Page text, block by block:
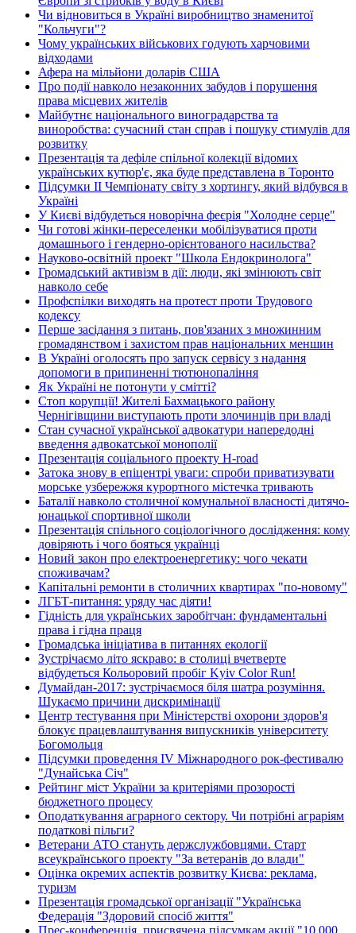
Чи відновиться в Україні виробництво знаменитої
"Кольчуги"?
Чому українських військових годують харчовими
відходами
Афера на мільйони доларів США
Про події навколо незаконних забудов і порушення
права місцевих жителів
Майбутнє національного виноградарства та
виноробства: сучасний стан справ і пошуку стимулів для
розвитку
Презентація та дефіле спільної колекції відомих
українських кутюр'є, яка буде представлена в Торонто
Підсумки ІІ Чемпіонату світу з хортингу, який відбувся в
Україні
У Києві відбудеться новорічна феєрія "Холодне серце"
Чи готові жінки-переселенки мобілізуватися проти
домашнього і гендерно-орієнтованого насильства?
Науково-освітній проект "Школа Ендокринолога"
Громадський активізм в дії: люди, які змінюють світ
навколо себе
Профспілки виходять на протест проти Трудового
кодексу
Перше засідання з питань, пов'язаних з множинним
громадянством і захистом прав національних меншин
В Україні оголосять про запуск сервісу з надання
допомоги в припиненні тютюнопаління
Як Україні не потонути у смітті?
Стоп корупції! Жителі Бахмацького району
Чернігівщини виступають проти злочинців при владі
Стан сучасної української адвокатури напередодні
введення адвокатської монополії
Презентація соціального проекту H-road
Затока знову в епіцентрі уваги: спроби приватизувати
морське узбережжя курортного містечка тривають
Баталії навколо столичної комунальної власності дитячо-
юнацької спортивної школи
Презентація спільного соціологічного дослідження: кому
довіряють і чого бояться українці
Новий закон про електроенергетику: чого чекати
споживачам?
Капітальні ремонти в столичних квартирах "по-новому"
ЛГБТ-питання: уряду час діяти!
Гідність для українських заробітчан: фундаментальні
права і гідна праця
Громадська ініціатива в питаннях екології
Зустрічаємо літо яскраво: в столиці вчетверте
відбудеться Кольоровий пробіг Kyiv Color Run!
Думайдан-2017: зустрічаємося біля шатра розуміння.
Шукаємо причини дискримінації
Центр тестування при Міністерстві охорони здоров'я
блокує працевлаштування випускників університету
Богомольця
Підсумки проведення IV Міжнародного рок-фестивалю
"Дунайська Січ"
Рейтинг міст України за критеріями прозорості
бюджетного процесу
Оподаткування аграрного сектору. Чи потрібні аграріям
податкові пільги?
Ветерани АТО стануть держслужбовцями. Старт
всеукраїнського проекту "За ветеранів до влади"
Оцінка окремих аспектів розвитку Києва: реклама,
туризм
Презентація громадської організації "Українська
Федерація "Здоровий спосіб життя"
Прес-конференція, присвячена підсумкам акції "10 000